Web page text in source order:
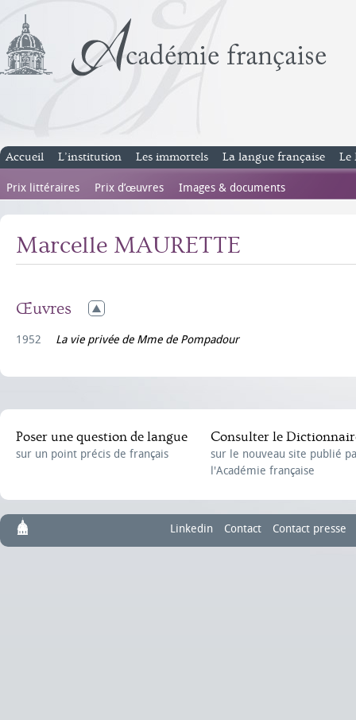
Accueil L’institution Les immortels La langue française Le
Prix littéraires Prix d’œuvres Images & documents
Marcelle MAURETTE
Œuvres
1952 La vie privée de Mme de Pompadour
Poser une question de langue
sur un point précis de français
Consulter le
sur le nouveau site publié
l'Académie française
Linkedin Contact Contact presse